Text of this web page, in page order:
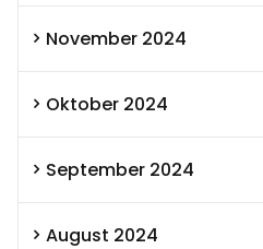
November 2024
Oktober 2024
September 2024
August 2024